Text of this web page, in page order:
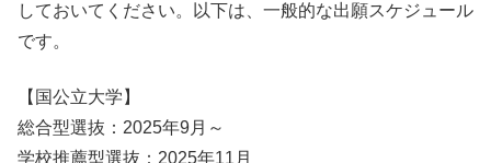
しておいてください。以下は、一般的な出願スケジュール
です。
【国公立大学】
総合型選抜：2025年9月～
学校推薦型選抜：2025年11月